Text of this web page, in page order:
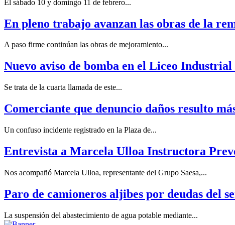
El sábado 10 y domingo 11 de febrero...
En pleno trabajo avanzan las obras de la
A paso firme continúan las obras de mejoramiento...
Nuevo aviso de bomba en el Liceo Industrial
Se trata de la cuarta llamada de este...
Comerciante que denuncio daños resulto
Un confuso incidente registrado en la Plaza de...
Entrevista a Marcela Ulloa Instructora
Nos acompañó Marcela Ulloa, representante del Grupo Saesa,...
Paro de camioneros aljibes por deudas del
La suspensión del abastecimiento de agua potable mediante...